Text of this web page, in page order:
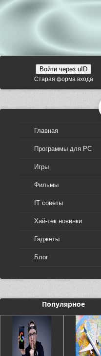
Войти через uID
Старая форма входа
Главная
Программы для PC
Игры
Фильмы
IT советы
Хай-тек новинки
Гаджеты
Блог
Популярное